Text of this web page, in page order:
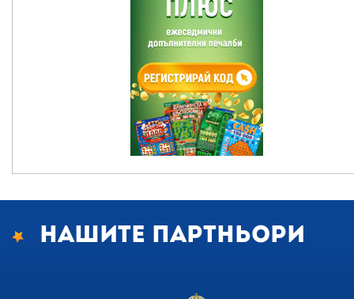
Нашите партньори